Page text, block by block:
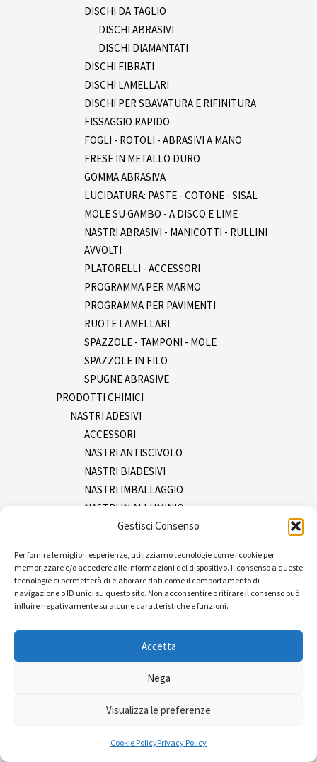
Gestisci Consenso
Per fornire le migliori esperienze, utilizziamo tecnologie come i cookie per
memorizzare e/o accedere alle informazioni del dispositivo. Il consenso a queste
tecnologie ci permetterà di elaborare dati come il comportamento di
navigazione o ID unici su questo sito. Non acconsentire o ritirare il consenso può
influire negativamente su alcune caratteristiche e funzioni.
Accetta
Nega
Visualizza le preferenze
Cookie PolicyPrivacy Policy
DISCHI DA TAGLIO
DISCHI ABRASIVI
DISCHI DIAMANTATI
DISCHI FIBRATI
DISCHI LAMELLARI
DISCHI PER SBAVATURA E RIFINITURA
FISSAGGIO RAPIDO
FOGLI - ROTOLI - ABRASIVI A MANO
FRESE IN METALLO DURO
GOMMA ABRASIVA
LUCIDATURA: PASTE - COTONE - SISAL
MOLE SU GAMBO - A DISCO E LIME
NASTRI ABRASIVI - MANICOTTI - RULLINI
AVVOLTI
PLATORELLI - ACCESSORI
PROGRAMMA PER MARMO
PROGRAMMA PER PAVIMENTI
RUOTE LAMELLARI
SPAZZOLE - TAMPONI - MOLE
SPAZZOLE IN FILO
SPUGNE ABRASIVE
PRODOTTI CHIMICI
NASTRI ADESIVI
ACCESSORI
NASTRI ANTISCIVOLO
NASTRI BIADESIVI
NASTRI IMBALLAGGIO
NASTRI IN ALLUMINIO
NASTRI IN INOX
NASTRI MASCHERATURA
NASTRI SEGNALAZIONE
NASTRI TELATI
Imballaggio e packaging
Reggia e tendireggia